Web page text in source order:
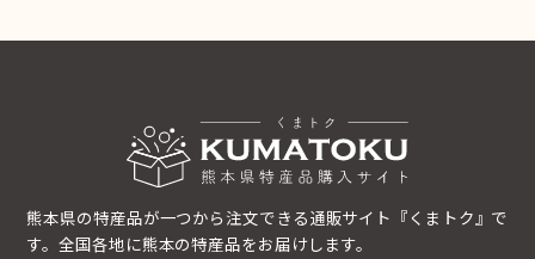
熊本県の特産品が一つから注文できる通販サイト『くまトク』で
す。全国各地に熊本の特産品をお届けします。